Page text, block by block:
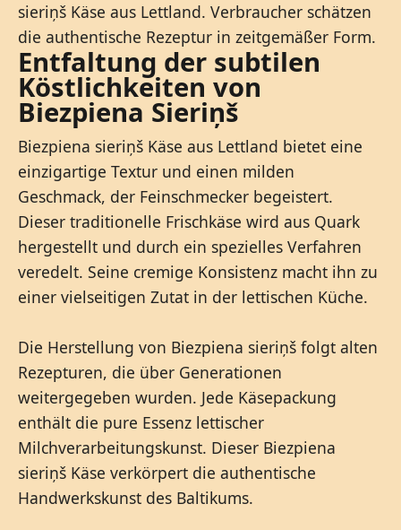
sieriņš Käse aus Lettland. Verbraucher schätzen
die authentische Rezeptur in zeitgemäßer Form.
Entfaltung der subtilen
Köstlichkeiten von
Biezpiena Sieriņš
Biezpiena sieriņš Käse aus Lettland bietet eine
einzigartige Textur und einen milden
Geschmack, der Feinschmecker begeistert.
Dieser traditionelle Frischkäse wird aus Quark
hergestellt und durch ein spezielles Verfahren
veredelt. Seine cremige Konsistenz macht ihn zu
einer vielseitigen Zutat in der lettischen Küche.
Die Herstellung von Biezpiena sieriņš folgt alten
Rezepturen, die über Generationen
weitergegeben wurden. Jede Käsepackung
enthält die pure Essenz lettischer
Milchverarbeitungskunst. Dieser Biezpiena
sieriņš Käse verkörpert die authentische
Handwerkskunst des Baltikums.